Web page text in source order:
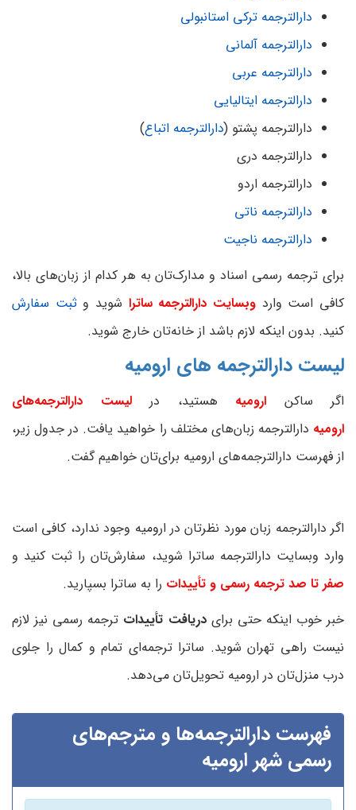
دارالترجمه ترکی استانبولی
دارالترجمه آلمانی
دارالترجمه عربی
دارالترجمه ایتالیایی
دارالترجمه پشتو (دارالترجمه اتباع)
دارالترجمه دری
دارالترجمه اردو
دارالترجمه ناتی
دارالترجمه ناجیت
برای ترجمه رسمی اسناد و مدارک‌تان به هر کدام از زبان‌های بالا،
کافی است وارد وبسایت دارالترجمه ساترا شوید وثبت سفارش
کنید. بدون اینکه لازم باشد از خانه‌تان خارج شوید.
لیست دارالترجمه های ارومیه
اگر ساکن ارومیه هستید، درلیست دارالترجمه‌های
ارومیه دارالترجمه زبان‌های مختلف را خواهید یافت. در جدول زیر،
از فهرست دارالترجمه‌های ارومیه برای‌تان خواهیم گفت.
اگر دارالترجمه زبان مورد نظرتان در ارومیه وجود ندارد، کافی است
وارد وبسایت دارالترجمه ساترا شوید، سفارش‌تان را ثبت کنید و
صفر تا صد ترجمه رسمی و تأییدات را به ساترا بسپارید.
خبر خوب اینکه حتی برای دریافت تأییدات ترجمه رسمی نیز لازم
نیست راهی تهران شوید. ساترا ترجمه‌ای تمام و کمال را جلوی
درب منزل‌تان در ارومیه تحویل‌تان می‌دهد.
فهرست دارالترجمه‌ها و مترجم‌های
رسمی شهر ارومیه